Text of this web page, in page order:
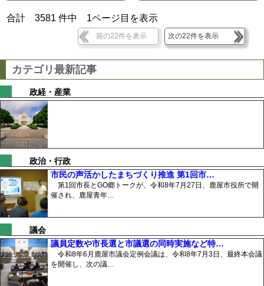
合計3581 件中 1ページ目を表示
前の22件を表示 次の22件を表示
カテゴリ最新記事
政経・産業
政治・行政
市民の声活かしたまちづくり推進 第1回市…
第1回市長とGO郷トークが、令和8年7月27日、鹿屋市役所で開
催され、鹿屋青年…
議会
議員定数や市長選と市議選の同時実施など特…
令和8年6月鹿屋市議会定例会議は、令和8年7月3日、最終本会議
を開催し、次の議…